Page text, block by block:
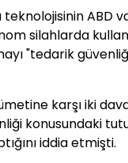
ABD
silahlarda
"tedarik
karşı iki
konusundaki
iddia etmişti.